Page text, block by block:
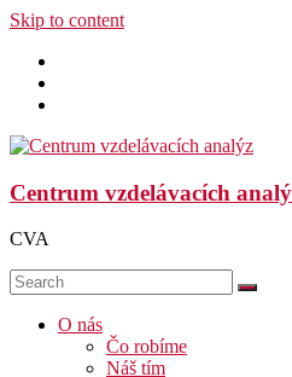
Skip to content
Centrum vzdelávacích
CVA
O nás
Čo robíme
Náš tím